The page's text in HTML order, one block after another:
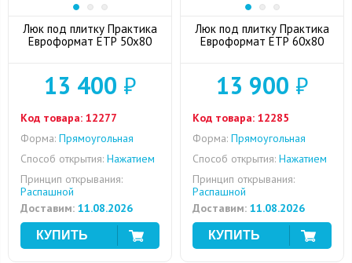
Люк под плитку Практика
Евроформат ЕТР 50x80
13 400 ₽
Код товара: 12277
Форма: Прямоугольная
Способ открытия: Нажатием
Принцип открывания:
Распашной
Доставим: 11.08.2026
Люк под плитку Практика
Евроформат ЕТР 60x80
13 900 ₽
Код товара: 12285
Форма: Прямоугольная
Способ открытия: Нажатием
Принцип открывания:
Распашной
Доставим: 11.08.2026